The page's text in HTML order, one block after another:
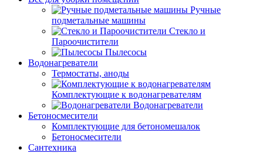
Ручные
подметальные машины
Стекло и
Пароочистители
Пылесосы
Водонагреватели
Термостаты, аноды
Комплектующие к водонагревателям
Водонагреватели
Бетоносмесители
Комплектующие для бетономешалок
Бетоносмесители
Сантехника